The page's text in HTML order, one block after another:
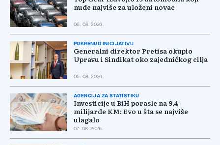
nude najviše za uloženi novac
06. 08. 2026.
POKRENUO INICIJATIVU
Generalni direktor Pretisa okupio
Upravu i Sindikat oko zajedničkog cilja
05. 08. 2026.
AGENCIJA ZA STATISTIKU
Investicije u BiH porasle na 9,4
milijarde KM: Evo u šta se najviše
ulagalo
07. 08. 2026.